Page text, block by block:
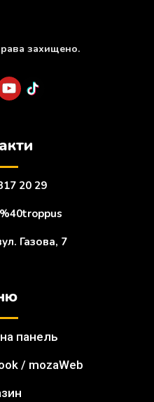
захищено.
20 29
Газова, 7
панель
/ mozaWeb